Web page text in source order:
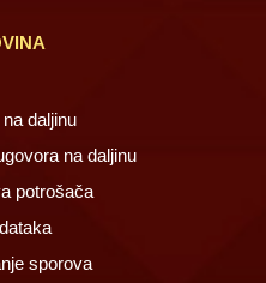
daljinu
na daljinu
potrošača
sporova